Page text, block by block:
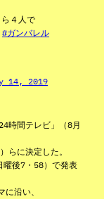
４人で
#ガンバレル
14, 2019
時間テレビ」（8月
らに決定した。
曜後7・58）で発表
沿い、